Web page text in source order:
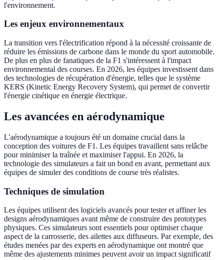
l'environnement.
Les enjeux environnementaux
La transition vers l'électrification répond à la nécessité croissante de
réduire les émissions de carbone dans le monde du sport automobile.
De plus en plus de fanatiques de la F1 s'intéressent à l'impact
environnemental des courses. En 2026, les équipes investissent dans
des technologies de récupération d'énergie, telles que le système
KERS (Kinetic Energy Recovery System), qui permet de convertir
l'énergie cinétique en énergie électrique.
Les avancées en aérodynamique
L'aérodynamique a toujours été un domaine crucial dans la
conception des voitures de F1. Les équipes travaillent sans relâche
pour minimiser la traînée et maximiser l'appui. En 2026, la
technologie des simulateurs a fait un bond en avant, permettant aux
équipes de simuler des conditions de course très réalistes.
Techniques de simulation
Les équipes utilisent des logiciels avancés pour tester et affiner les
designs aérodynamiques avant même de construire des prototypes
physiques. Ces simulateurs sont essentiels pour optimiser chaque
aspect de la carrosserie, des ailettes aux diffuseurs. Par exemple, des
études menées par des experts en aérodynamique ont montré que
même des ajustements minimes peuvent avoir un impact significatif